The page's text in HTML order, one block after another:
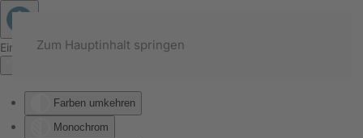
Eingabehilfen öffnen
Farben umkehren
Monochrom
Zum Hauptinhalt springen